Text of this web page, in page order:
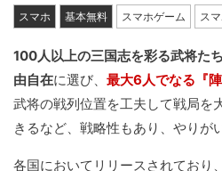
スマホ 基本無料 スマホゲーム ス
100人以上の三国志を彩る武将た
由自在に選び、 最大6人でなる『
武将の戦列位置を工夫して戦局を
きるなど、戦略性もあり、やりが
各国においてリリースされており